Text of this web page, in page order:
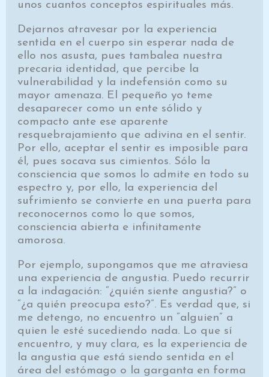
unos cuantos conceptos espirituales más.
Dejarnos atravesar por la experiencia
sentida en el cuerpo sin esperar nada de
ello nos asusta, pues tambalea nuestra
precaria identidad, que percibe la
vulnerabilidad y la indefensión como su
mayor amenaza. El pequeño yo teme
desaparecer como un ente sólido y
compacto ante ese aparente
resquebrajamiento que adivina en el sentir.
Por ello, aceptar el sentir es imposible para
él, pues socava sus cimientos. Sólo la
consciencia que somos lo admite en todo su
espectro y, por ello, la experiencia del
sufrimiento se convierte en una puerta para
reconocernos como lo que somos,
consciencia abierta e infinitamente
amorosa.
Por ejemplo, supongamos que me atraviesa
una experiencia de angustia. Puedo recurrir
a la indagación: “¿quién siente angustia?” o
“¿a quién preocupa esto?”. Es verdad que, si
me detengo, no encuentro un “alguien” a
quien le esté sucediendo nada. Lo que sí
encuentro, y muy clara, es la experiencia de
la angustia que está siendo sentida en el
área del estómago o la garganta en forma